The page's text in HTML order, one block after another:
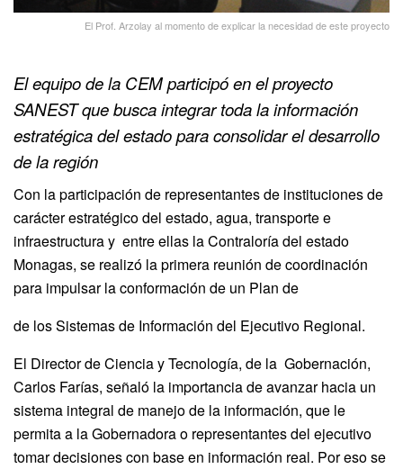
El Prof. Arzolay al momento de explicar la necesidad de este proyecto
El equipo de la CEM participó en el proyecto
SANEST que busca integrar toda la información
estratégica del estado para consolidar el desarrollo
de la región
Con la participación de representantes de instituciones de
carácter estratégico del estado, agua, transporte e
infraestructura y entre ellas la Contraloría del estado
Monagas, se realizó la primera reunión de coordinación
para impulsar la conformación de un Plan de
de los Sistemas de Información del Ejecutivo Regional.
El Director de Ciencia y Tecnología, de la Gobernación,
Carlos Farías, señaló la importancia de avanzar hacia un
sistema integral de manejo de la información, que le
permita a la Gobernadora o representantes del ejecutivo
tomar decisiones con base en información real. Por eso se